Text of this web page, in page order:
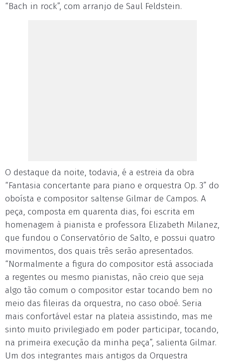
“Bach in rock”, com arranjo de Saul Feldstein.
O destaque da noite, todavia, é a estreia da obra
“Fantasia concertante para piano e orquestra Op. 3” do
oboísta e compositor saltense Gilmar de Campos. A
peça, composta em quarenta dias, foi escrita em
homenagem à pianista e professora Elizabeth Milanez,
que fundou o Conservatório de Salto, e possui quatro
movimentos, dos quais três serão apresentados.
“Normalmente a figura do compositor está associada
a regentes ou mesmo pianistas, não creio que seja
algo tão comum o compositor estar tocando bem no
meio das fileiras da orquestra, no caso oboé. Seria
mais confortável estar na plateia assistindo, mas me
sinto muito privilegiado em poder participar, tocando,
na primeira execução da minha peça”, salienta Gilmar.
Um dos integrantes mais antigos da Orquestra